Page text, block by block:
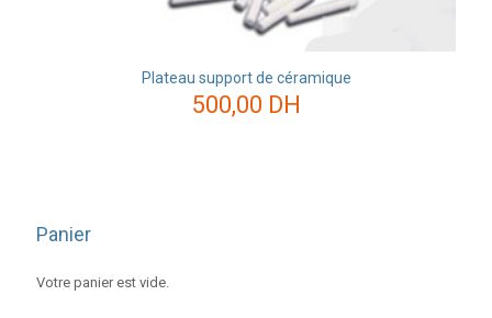
Plateau support de céramique
500,00 DH
Panier
Votre panier est vide.